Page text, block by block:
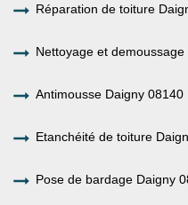
Réparation de toiture
Nettoyage et
Antimousse Daigny 08140
Etanchéité de toiture
Pose de bardage Daigny